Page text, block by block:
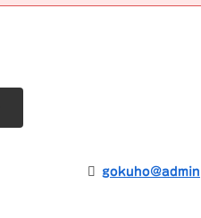
gokuho@admin